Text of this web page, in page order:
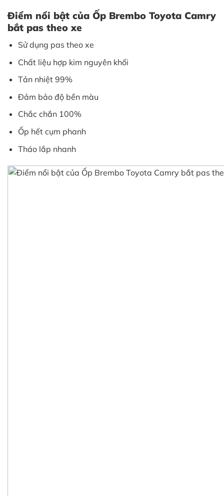
Điểm nổi bật của Ốp Brembo Toyota Camry
bắt pas theo xe
Sử dụng pas theo xe
Chất liệu hợp kim nguyên khối
Tản nhiệt 99%
Đảm bảo độ bền màu
Chắc chắn 100%
Ốp hết cụm phanh
Tháo lắp nhanh